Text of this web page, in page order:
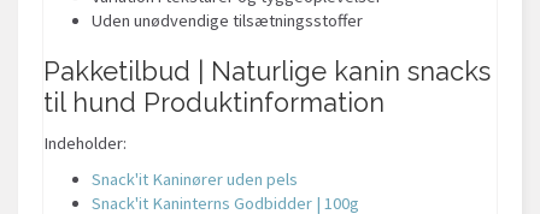
Uden unødvendige tilsætningsstoffer
Pakketilbud | Naturlige kanin snacks
til hund Produktinformation
Indeholder:
Snack'it Kaninører uden pels
Snack'it Kaninterns Godbidder | 100g